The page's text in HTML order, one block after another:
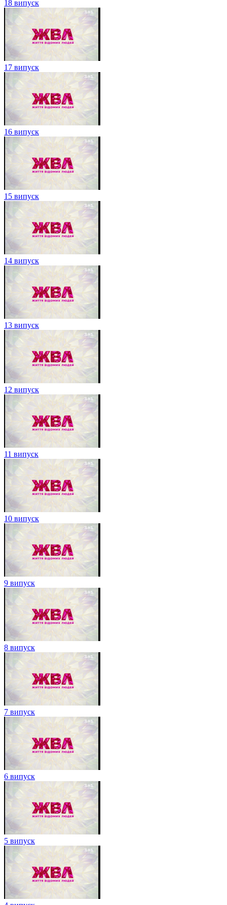
18 випуск
17 випуск
16 випуск
15 випуск
14 випуск
13 випуск
12 випуск
11 випуск
10 випуск
9 випуск
8 випуск
7 випуск
6 випуск
5 випуск